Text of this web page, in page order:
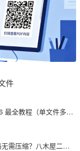
件
最全教程（单文件多文
需压缩？八木屋二维